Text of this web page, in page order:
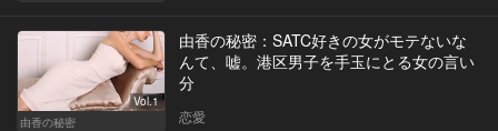
Vol.1
由香の秘密
由香の秘密：SATC好きの女がモテないな
んて、嘘。港区男子を手玉にとる女の言い
分
恋愛